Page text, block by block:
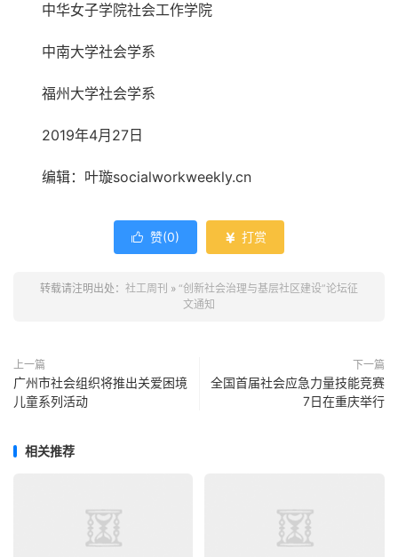
中华女子学院社会工作学院
中南大学社会学系
福州大学社会学系
2019年4月27日
编辑：叶璇socialworkweekly.cn
 赞(0)  打赏
转载请注明出处： 社工周刊 » “创新社会治理与基层社区建设”论坛征
文通知
上一篇
广州市社会组织将推出关爱困境
儿童系列活动
下一篇
全国首届社会应急力量技能竞赛
7日在重庆举行
相关推荐